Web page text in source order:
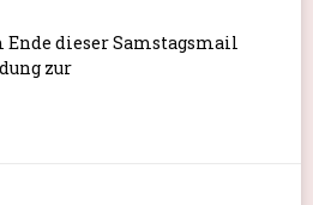
Ende dieser Samstagsmail
zur